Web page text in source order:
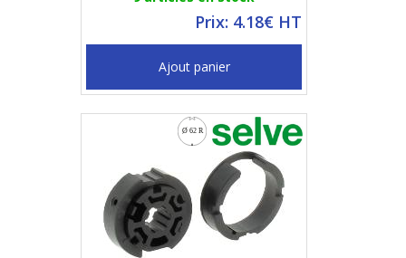
Prix: 4.18€ HT
Ajout panier